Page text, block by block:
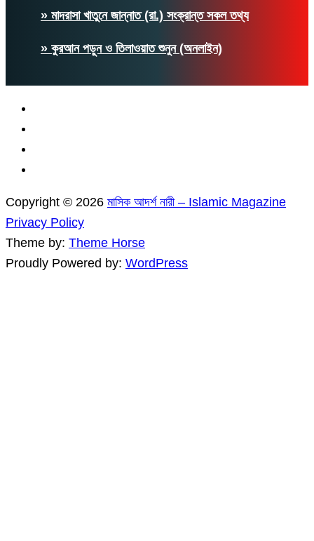
» মাদরাসা খাতুনে জান্নাত (রা.) সংক্রান্ত সকল তথ্য
» কুরআন পড়ুন ও তিলাওয়াত শুনুন (অনলাইন)
Copyright © 2026 মাসিক আদর্শ নারী – Islamic Magazine
Privacy Policy
Theme by: Theme Horse
Proudly Powered by: WordPress